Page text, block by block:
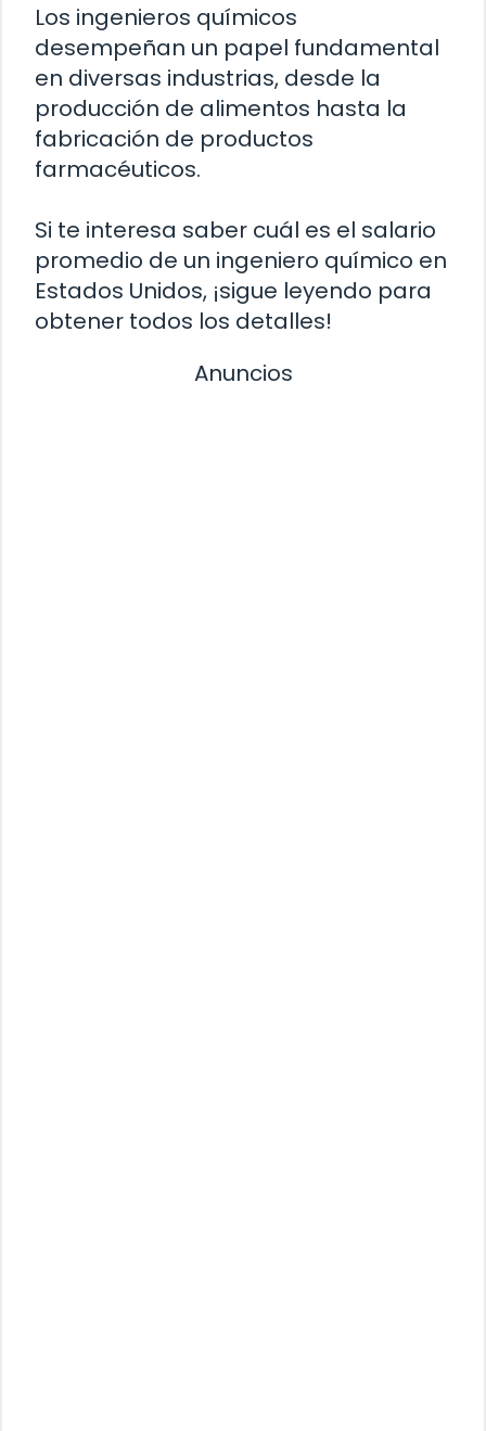
Los ingenieros químicos
desempeñan un papel fundamental
en diversas industrias, desde la
producción de alimentos hasta la
fabricación de productos
farmacéuticos.
Si te interesa saber cuál es el salario
promedio de un ingeniero químico en
Estados Unidos, ¡sigue leyendo para
obtener todos los detalles!
Anuncios